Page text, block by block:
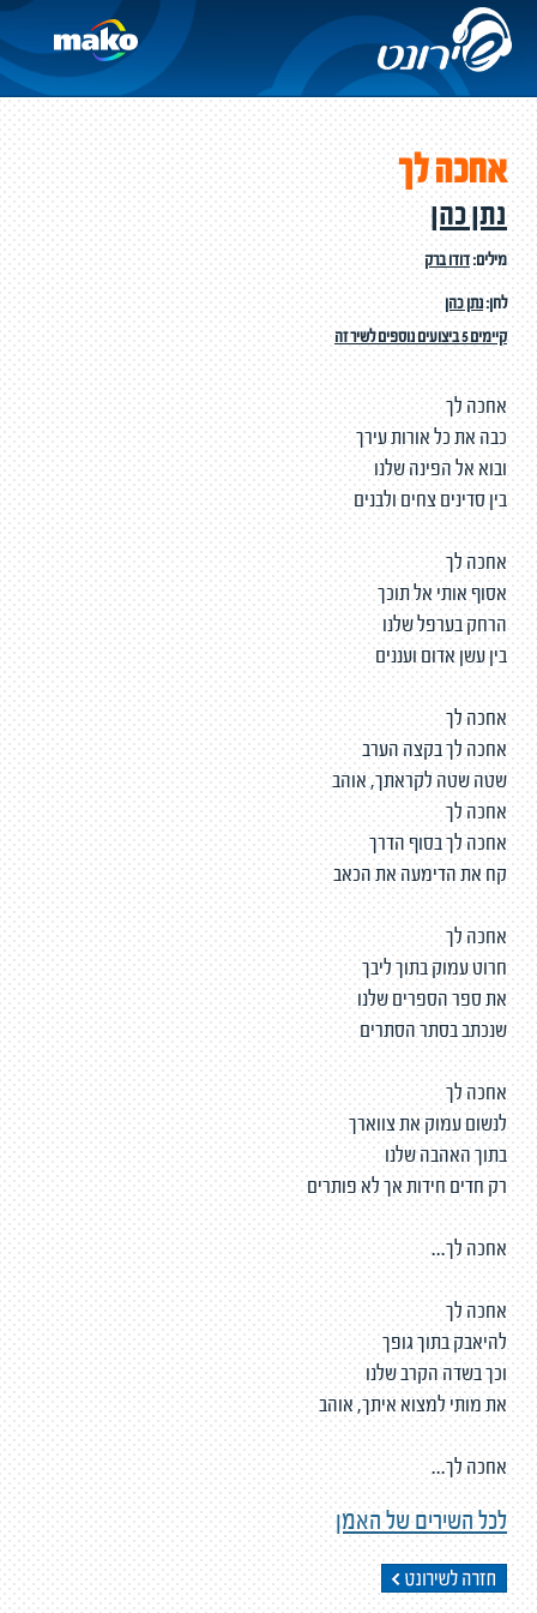
אחכה לך
נתן כהן
מילים:דודו ברק
לחן:נתן כהן
קיימים 5 ביצועים נוספים לשיר זה
אחכה לך
כבה את כל אורות עירך
ובוא אל הפינה שלנו
בין סדינים צחים ולבנים
אחכה לך
אסוף אותי אל תוכך
הרחק בערפל שלנו
בין עשן אדום ועננים
אחכה לך
אחכה לך בקצה הערב
שטה שטה לקראתך, אוהב
אחכה לך
אחכה לך בסוף הדרך
קח את הדימעה את הכאב
אחכה לך
חרוט עמוק בתוך ליבך
את ספר הספרים שלנו
שנכתב בסתר הסתרים
אחכה לך
לנשום עמוק את צווארך
בתוך האהבה שלנו
רק חדים חידות אך לא פותרים
אחכה לך...
אחכה לך
להיאבק בתוך גופך
וכך בשדה הקרב שלנו
את מותי למצוא איתך, אוהב
אחכה לך...
לכל השירים של האמן